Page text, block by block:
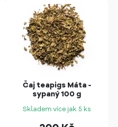
Čaj teapigs Máta -
sypaný 100 g
Skladem více jak 5 ks